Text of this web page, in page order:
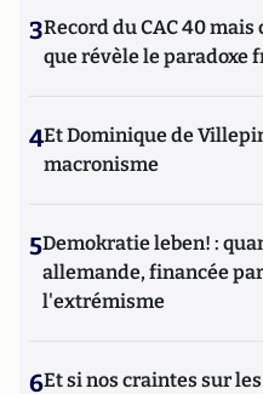
3Record du CAC 40
que révèle le paradoxe
4Et Dominique de
macronisme
5Demokratie leben! :
allemande, financée
l'extrémisme
6Et si nos craintes sur